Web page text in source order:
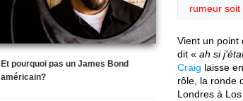
Et pourquoi pas un James Bond
américain?
rumeur soit
Vient un point
dit « ah si
Craig laisse
rôle, la ronde
Londres à